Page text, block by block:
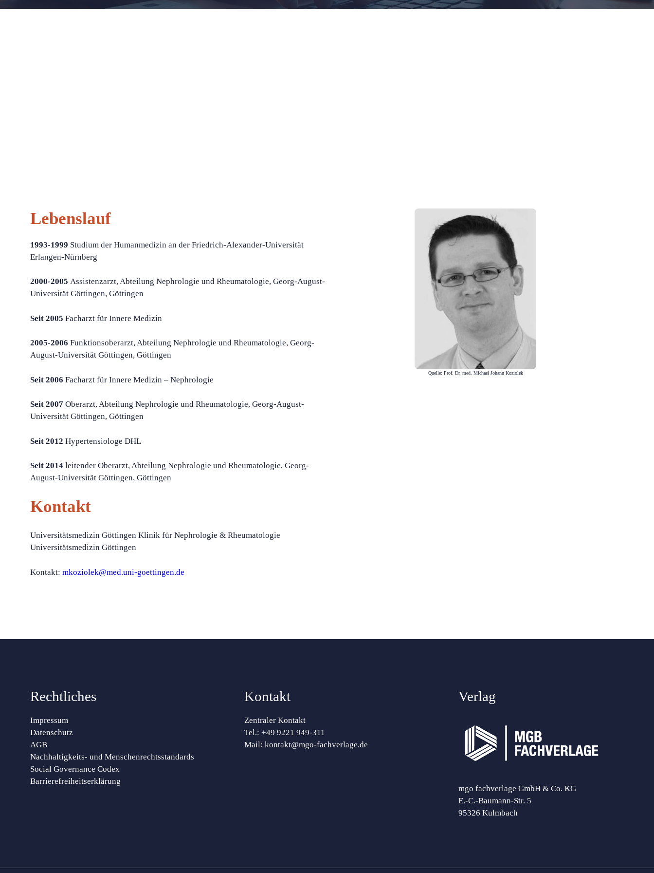
Quelle: Prof. Dr. med. Michael Johann Koziolek
Lebenslauf
1993-1999 Studium der Humanmedizin an der Friedrich-Alexander-Universität
Erlangen-Nürnberg
2000-2005 Assistenzarzt, Abteilung Nephrologie und Rheumatologie, Georg-August-
Universität Göttingen, Göttingen
Seit 2005 Facharzt für Innere Medizin
2005-2006 Funktionsoberarzt, Abteilung Nephrologie und Rheumatologie, Georg-
August-Universität Göttingen, Göttingen
Seit 2006 Facharzt für Innere Medizin – Nephrologie
Seit 2007 Oberarzt, Abteilung Nephrologie und Rheumatologie, Georg-August-
Universität Göttingen, Göttingen
Seit 2012 Hypertensiologe DHL
Seit 2014 leitender Oberarzt, Abteilung Nephrologie und Rheumatologie, Georg-
August-Universität Göttingen, Göttingen
Kontakt
Universitätsmedizin Göttingen Klinik für Nephrologie & Rheumatologie
Universitätsmedizin Göttingen
Kontakt: mkoziolek@med.uni-goettingen.de
Rechtliches
Impressum
Datenschutz
AGB
Nachhaltigkeits- und Menschenrechtsstandards
Social Governance Codex
Barrierefreiheitserklärung
Kontakt
Zentraler Kontakt
Tel.: +49 9221 949-311
Mail: kontakt@mgo-fachverlage.de
Verlag
mgo fachverlage GmbH & Co. KG
E.-C.-Baumann-Str. 5
95326 Kulmbach